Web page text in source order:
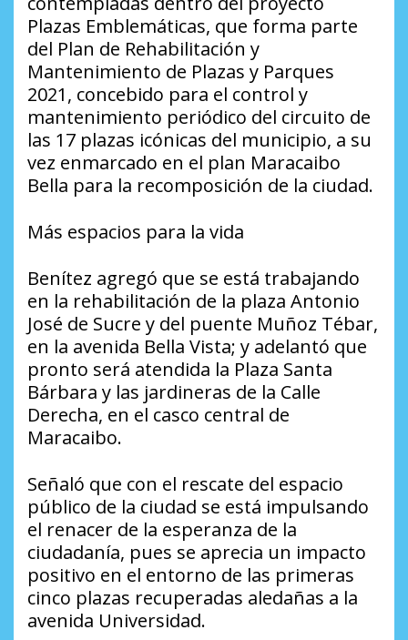
Plazas Emblemáticas, que forma parte
del Plan de Rehabilitación y
Mantenimiento de Plazas y Parques
2021, concebido para el control y
mantenimiento periódico del circuito de
las 17 plazas icónicas del municipio, a su
vez enmarcado en el plan Maracaibo
Bella para la recomposición de la ciudad.
Más espacios para la vida
Benítez agregó que se está trabajando
en la rehabilitación de la plaza Antonio
José de Sucre y del puente Muñoz Tébar,
en la avenida Bella Vista; y adelantó que
pronto será atendida la Plaza Santa
Bárbara y las jardineras de la Calle
Derecha, en el casco central de
Maracaibo.
Señaló que con el rescate del espacio
público de la ciudad se está impulsando
el renacer de la esperanza de la
ciudadanía, pues se aprecia un impacto
positivo en el entorno de las primeras
cinco plazas recuperadas aledañas a la
avenida Universidad.